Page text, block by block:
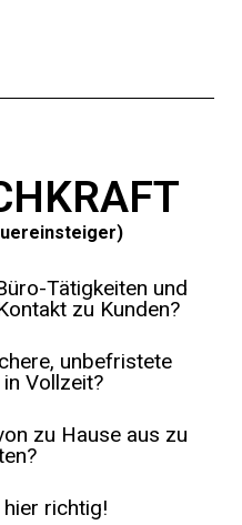
Tätigkeiten und
zu Kunden?
unbefristete
Vollzeit?
zu Hause aus zu
richtig!